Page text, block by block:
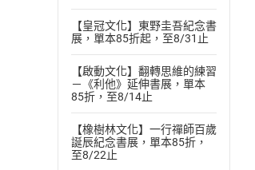
【皇冠文化】東野圭吾紀念書
展，單本85折起，至8/31止
【啟動文化】翻轉思維的練習
－《利他》延伸書展，單本
85折，至8/14止
【橡樹林文化】一行禪師百歲
誕辰紀念書展，單本85折，
至8/22止